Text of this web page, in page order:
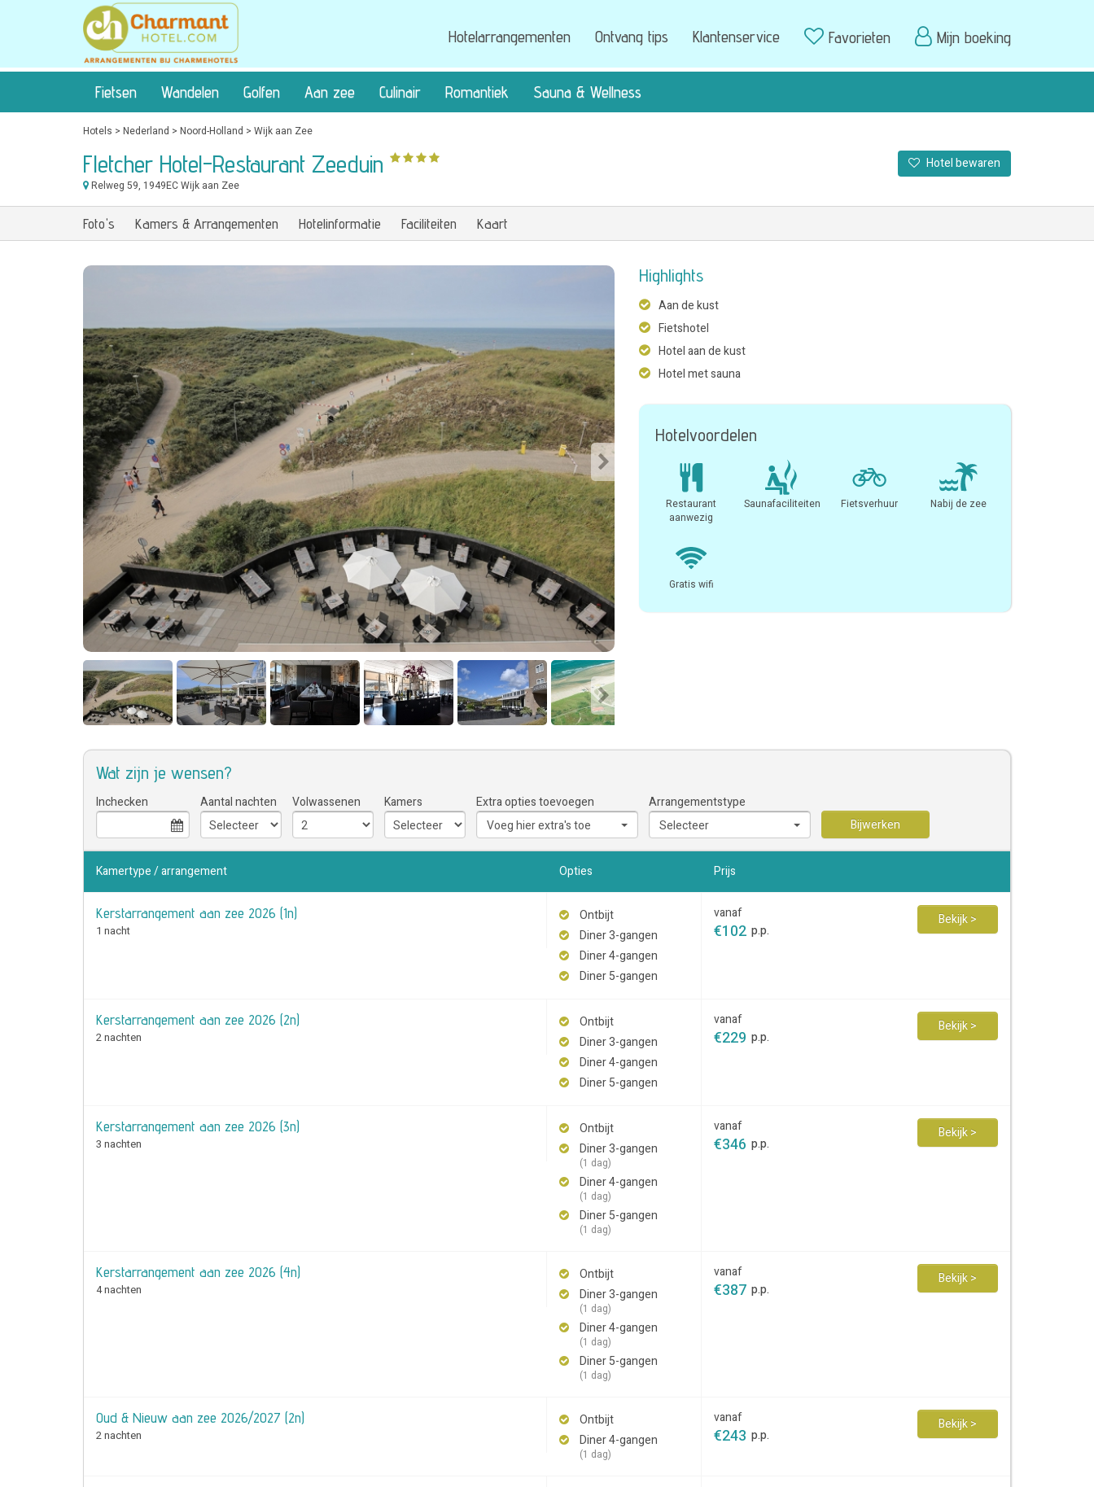
Hotelarrangementen Ontvang tips Klantenservice Favorieten Mijn boeking
Fietsen Wandelen Golfen Aan zee Culinair Romantiek Sauna & Wellness
Hotels > Nederland > Noord-Holland > Wijk aan Zee
Fletcher Hotel-Restaurant Zeeduin Hotel bewaren
Relweg 59, 1949EC Wijk aan Zee
Foto's Kamers & Arrangementen Hotelinformatie Faciliteiten Kaart
Highlights
Aan de kust
Fietshotel
Hotel aan de kust
Hotel met sauna
Hotelvoordelen
Restaurant
aanwezig
Saunafaciliteiten Fietsverhuur Nabij de zee
Gratis wifi
Wat zijn je wensen?
Inchecken Aantal nachten Volwassenen Kamers
Extra opties toevoegen
Voeg hier extra's toe
Arrangementstype
Selecteer
Bijwerken
Kamertype / arrangement Opties Prijs
Kerstarrangement aan zee 2026 (1n)
1 nacht
Ontbijt
Diner 3-gangen
Diner 4-gangen
Diner 5-gangen
vanaf
€102 p.p.
Bekijk >
Kerstarrangement aan zee 2026 (2n)
2 nachten
Ontbijt
Diner 3-gangen
Diner 4-gangen
Diner 5-gangen
vanaf
€229 p.p.
Bekijk >
Kerstarrangement aan zee 2026 (3n)
3 nachten
Ontbijt
Diner 3-gangen
(1 dag)
Diner 4-gangen
(1 dag)
Diner 5-gangen
(1 dag)
vanaf
€346 p.p.
Bekijk >
Kerstarrangement aan zee 2026 (4n)
4 nachten
Ontbijt
Diner 3-gangen
(1 dag)
Diner 4-gangen
(1 dag)
Diner 5-gangen
(1 dag)
vanaf
€387 p.p.
Bekijk >
Oud & Nieuw aan zee 2026/2027 (2n)
2 nachten
Ontbijt
Diner 4-gangen
(1 dag)
vanaf
€243 p.p.
Bekijk >